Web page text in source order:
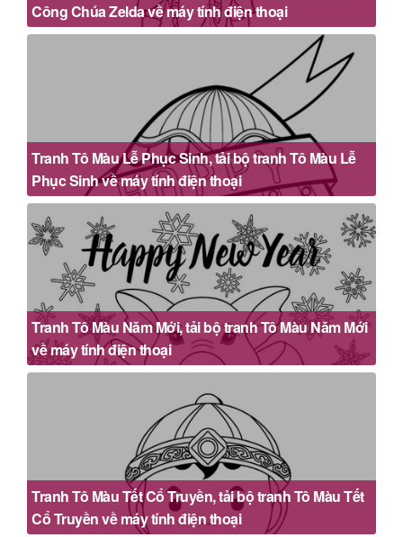
Công Chúa Zelda về máy tính điện thoại
Tranh Tô Màu Lễ Phục Sinh, tải bộ tranh Tô Màu Lễ
Phục Sinh về máy tính điện thoại
Tranh Tô Màu Năm Mới, tải bộ tranh Tô Màu Năm Mới
về máy tính điện thoại
Tranh Tô Màu Tết Cổ Truyền, tải bộ tranh Tô Màu Tết
Cổ Truyền về máy tính điện thoại